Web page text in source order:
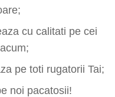
cu calitati pe cei
pe toti rugatorii Tai;
noi pacatosii!